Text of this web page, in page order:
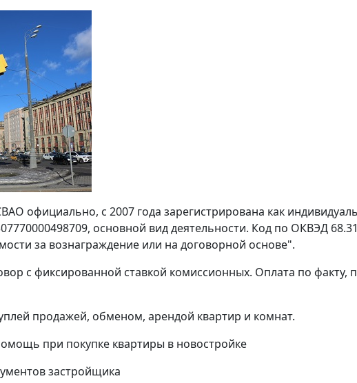
официально, с 2007 года зарегистрирована как
основной вид деятельности. Код по ОКВЭД
за вознаграждение или на договорной основе".
с фиксированной ставкой комиссионных. Оплата по факту,
продажей, обменом, арендой квартир и комнат.
при покупке квартиры в новостройке
застройщика